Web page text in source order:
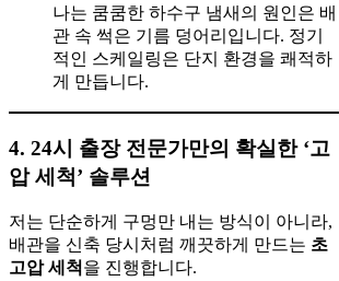
나는 쿰쿰한 하수구 냄새의 원인은 배
관 속 썩은 기름 덩어리입니다. 정기
적인 스케일링은 단지 환경을 쾌적하
게 만듭니다.
4. 24시 출장 전문가만의 확실한 ‘고
압 세척’ 솔루션
저는 단순하게 구멍만 내는 방식이 아니라,
배관을 신축 당시처럼 깨끗하게 만드는 초
고압 세척 을 진행합니다.